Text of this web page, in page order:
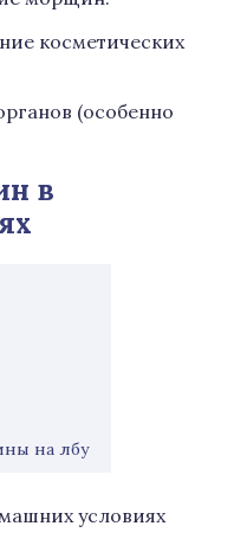
косметических
(особенно
в
на лбу
условиях